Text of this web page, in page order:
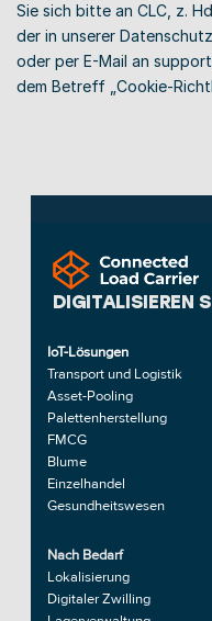
Sie sich bitte an CLC, z.
der in unserer
oder per E-Mail an
dem Betreff „Cookie-
DIGITALISIEREN
IoT-Lösungen
Transport und Logistik
Asset-Pooling
Palettenherstellung
FMCG
Blume
Einzelhandel
Gesundheitswesen
Nach Bedarf
Lokalisierung
Digitaler Zwilling